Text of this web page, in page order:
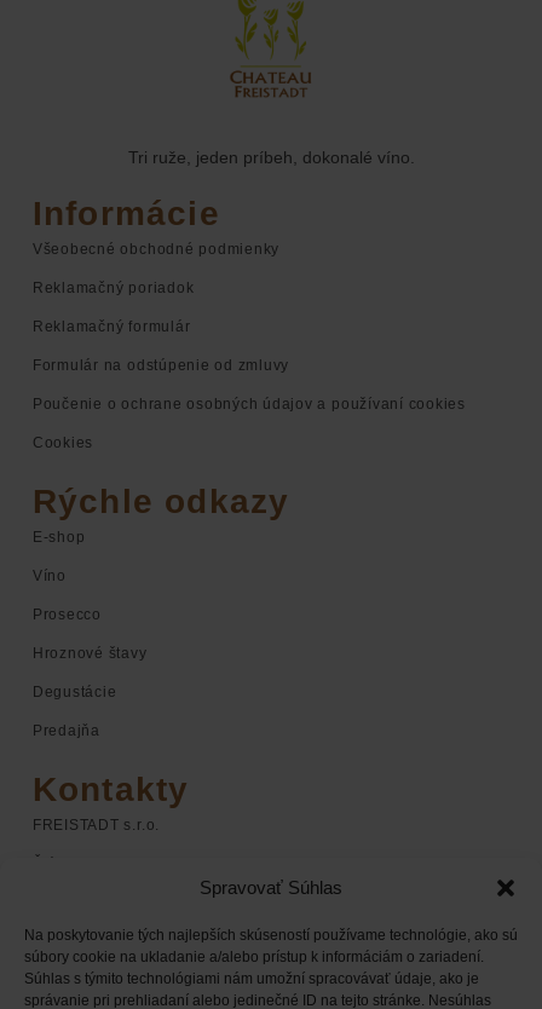
Spravovať Súhlas
Na poskytovanie tých najlepších skúseností používame technológie, ako sú
súbory cookie na ukladanie a/alebo prístup k informáciám o zariadení.
Súhlas s týmito technológiami nám umožní spracovávať údaje, ako je
správanie pri prehliadaní alebo jedinečné ID na tejto stránke. Nesúhlas
Tri ruže, jeden príbeh, dokonalé víno.
Informácie
Všeobecné obchodné podmienky
Reklamačný poriadok
Reklamačný formulár
Formulár na odstúpenie od zmluvy
Poučenie o ochrane osobných údajov a používaní cookies
Cookies
Rýchle odkazy
E-shop
Víno
Prosecco
Hroznové štavy
Degustácie
Predajňa
Kontakty
FREISTADT s.r.o.
+421 948 068 598
+421 948 168 338